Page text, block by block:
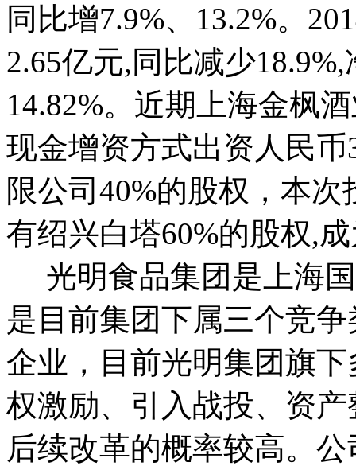
同比增7.9%、13.2%。
2.65亿元,同比减少
14.82%。近期上海金枫
现金增资方式出资人民
限公司40%的股权，本
有绍兴白塔60%的股权,
光明食品集团是上海
是目前集团下属三个竞
企业，目前光明集团旗
权激励、引入战投、资
后续改革的概率较高。